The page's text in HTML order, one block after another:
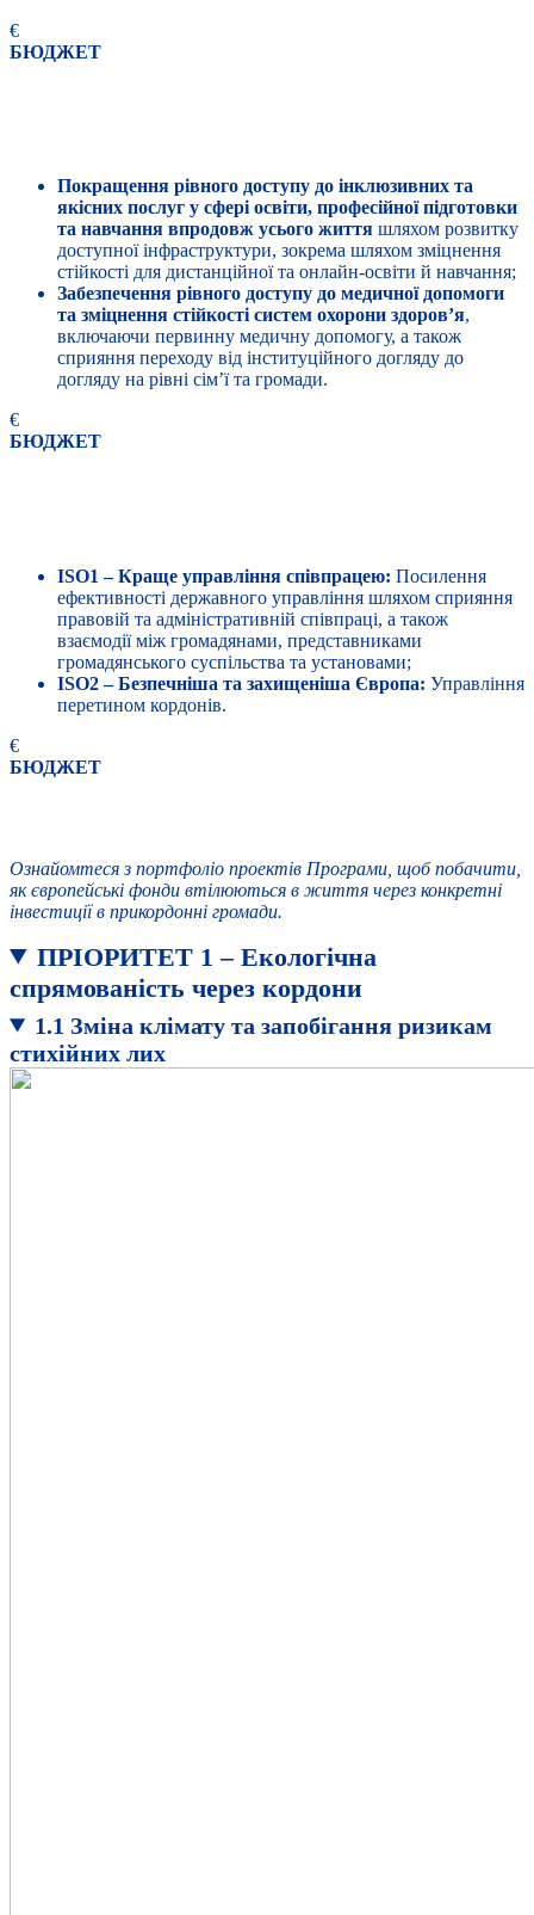
€
БЮДЖЕТ
Покращення рівного доступу до інклюзивних та
якісних послуг у сфері освіти, професійної підготовки
та навчання впродовж усього життя шляхом розвитку
доступної інфраструктури, зокрема шляхом зміцнення
стійкості для дистанційної та онлайн-освіти й навчання;
Забезпечення рівного доступу до медичної допомоги
та зміцнення стійкості систем охорони здоров’я,
включаючи первинну медичну допомогу, а також
сприяння переходу від інституційного догляду до
догляду на рівні сім’ї та громади.
€
БЮДЖЕТ
ISO1 – Краще управління співпрацею: Посилення
ефективності державного управління шляхом сприяння
правовій та адміністративній співпраці, а також
взаємодії між громадянами, представниками
громадянського суспільства та установами;
ISO2 – Безпечніша та захищеніша Європа: Управління
перетином кордонів.
€
БЮДЖЕТ
Ознайомтеся з портфоліо проектів Програми, щоб побачити,
як європейські фонди втілюються в життя через конкретні
інвестиції в прикордонні громади.
ПРІОРИТЕТ 1 – Екологічна
спрямованість через кордони
1.1 Зміна клімату та запобігання ризикам
стихійних лих